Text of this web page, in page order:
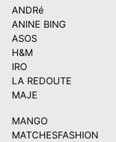
ANDRé
ANINE BING
ASOS
H&M
IRO
LA REDOUTE
MAJE
MANGO
MATCHESFASHION